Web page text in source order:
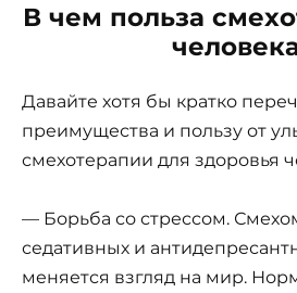
В чем польза
Давайте хотя бы кратко
преимущества и пользу от
смехотерапии для здоровья
— Борьба со стрессом.
седативных и
меняется взгляд на мир.